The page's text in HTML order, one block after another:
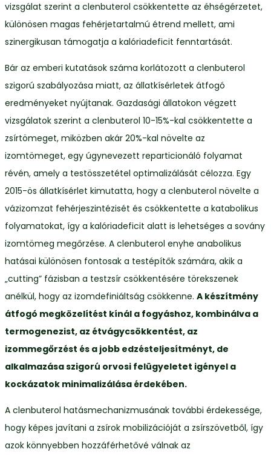
vizsgálat szerint a clenbuterol csökkentette az éhségérzetet,
különösen magas fehérjetartalmú étrend mellett, ami
szinergikusan támogatja a kalóriadeficit fenntartását.
Bár az emberi kutatások száma korlátozott a clenbuterol
szigorú szabályozása miatt, az állatkísérletek átfogó
eredményeket nyújtanak. Gazdasági állatokon végzett
vizsgálatok szerint a clenbuterol 10-15%-kal csökkentette a
zsírtömeget, miközben akár 20%-kal növelte az
izomtömeget, egy úgynevezett reparticionáló folyamat
révén, amely a testösszetétel optimalizálását célozza. Egy
2015-ös állatkísérlet kimutatta, hogy a clenbuterol növelte a
vázizomzat fehérjeszintézisét és csökkentette a katabolikus
folyamatokat, így a kalóriadeficit alatt is lehetséges a sovány
izomtömeg megőrzése. A clenbuterol enyhe anabolikus
hatásai különösen fontosak a testépítők számára, akik a
„cutting” fázisban a testzsír csökkentésére törekszenek
anélkül, hogy az izomdefiniáltság csökkenne. A készítmény
átfogó megközelítést kínál a fogyáshoz, kombinálva a
termogenezist, az étvágycsökkentést, az
izommegőrzést és a jobb edzésteljesítményt, de
alkalmazása szigorú orvosi felügyeletet igényel a
kockázatok minimalizálása érdekében.
A clenbuterol hatásmechanizmusának további érdekessége,
hogy képes javítani a zsírok mobilizációját a zsírszövetből, így
azok könnyebben hozzáférhetővé válnak az